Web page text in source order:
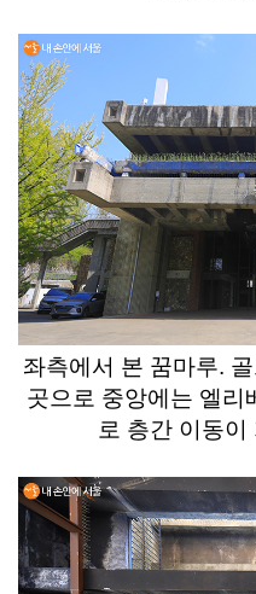
좌측에서 본 꿈마루.
곳으로 중앙에는 엘리
로 층간 이동